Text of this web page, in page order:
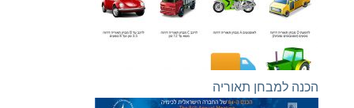
הכנה למבחן תאוריה